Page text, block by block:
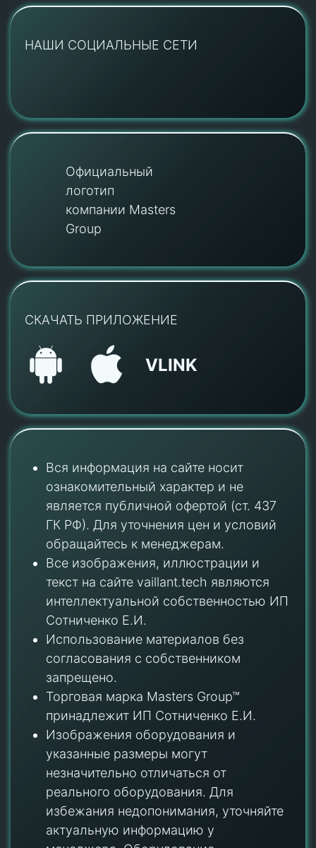
НАШИ СОЦИАЛЬНЫЕ СЕТИ
Официальный
логотип
компании Masters
Group
СКАЧАТЬ ПРИЛОЖЕНИЕ
VLINK
Вся информация на сайте носит
ознакомительный характер и не
является публичной офертой (ст. 437
ГК РФ). Для уточнения цен и условий
обращайтесь к менеджерам.
Все изображения, иллюстрации и
текст на сайте vaillant.tech являются
интеллектуальной собственностью ИП
Сотниченко Е.И.
Использование материалов без
согласования с собственником
запрещено.
Торговая марка Masters Group™
принадлежит ИП Сотниченко Е.И.
Изображения оборудования и
указанные размеры могут
незначительно отличаться от
реального оборудования. Для
избежания недопонимания, уточняйте
актуальную информацию у